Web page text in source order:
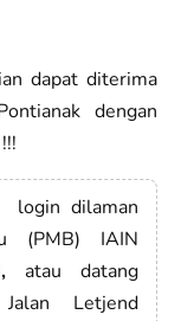
dapat diterima
dengan
login dilaman
(PMB) IAIN
atau datang
Letjend